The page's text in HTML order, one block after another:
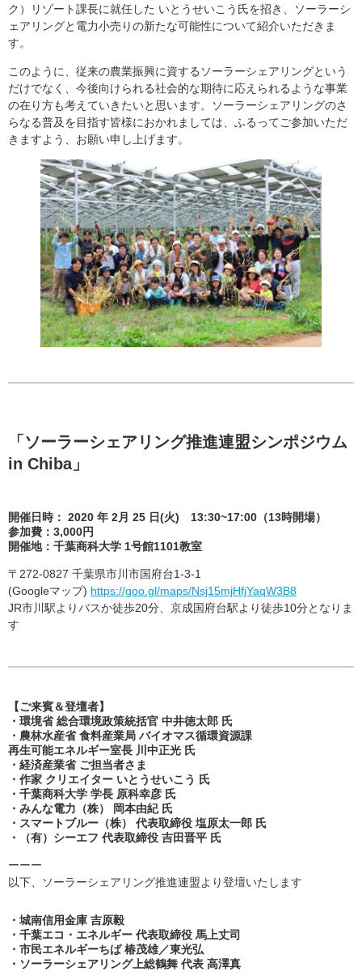
ク）リゾート課長に就任した いとうせいこう氏を招き、ソーラーシ
ェアリングと電力小売りの新たな可能性について紹介いただきま
す。
このように、従来の農業振興に資するソーラーシェアリングという
だけでなく、今後向けられる社会的な期待に応えられるような事業
の在り方も考えていきたいと思います。ソーラーシェアリングのさ
らなる普及を目指す皆様におかれましては、ふるってご参加いただ
きますよう、お願い申し上げます。
「ソーラーシェアリング推進連盟シンポジウム
in Chiba」
開催日時： 2020 年 2月 25 日(火) 13:30~17:00（13時開場）
参加費：3,000円
開催地：千葉商科大学 1号館1101教室
〒272-0827 千葉県市川市国府台1-3-1
(Googleマップ) https://goo.gl/maps/Nsj15mjHfjYaqW3B8
JR市川駅よりバスか徒歩20分、京成国府台駅より徒歩10分となりま
す
【ご来賓＆登壇者】
・環境省 総合環境政策統括官 中井徳太郎 氏
・農林水産省 食料産業局 バイオマス循環資源課
再生可能エネルギー室長 川中正光 氏
・経済産業省 ご担当者さま
・作家 クリエイター いとうせいこう 氏
・千葉商科大学 学長 原科幸彦 氏
・みんな電力（株） 岡本由紀 氏
・スマートブルー（株） 代表取締役 塩原太一郎 氏
・（有）シーエフ 代表取締役 吉田晋平 氏
ーーー
以下、ソーラーシェアリング推進連盟より登壇いたします
・城南信用金庫 吉原毅
・千葉エコ・エネルギー 代表取締役 馬上丈司
・市民エネルギーちば 椿茂雄／東光弘
・ソーラーシェアリング上総鶴舞 代表 高澤真